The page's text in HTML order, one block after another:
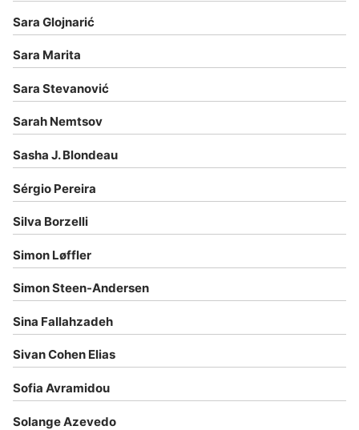
Sara Glojnarić
Sara Marita
Sara Stevanović
Sarah Nemtsov
Sasha J. Blondeau
Sérgio Pereira
Silva Borzelli
Simon Løffler
Simon Steen-Andersen
Sina Fallahzadeh
Sivan Cohen Elias
Sofia Avramidou
Solange Azevedo